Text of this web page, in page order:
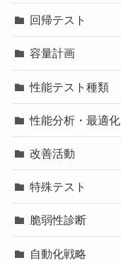
回帰テスト
容量計画
性能テスト種類
性能分析・最適化
改善活動
特殊テスト
脆弱性診断
自動化戦略